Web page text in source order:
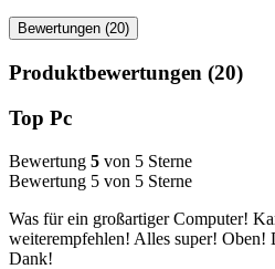
Bewertungen (20)
Produktbewertungen (20)
Top Pc
Bewertung 5 von 5 Sterne
Bewertung 5 von 5 Sterne
Was für ein großartiger Computer!
weiterempfehlen! Alles super! Oben!
Dank!